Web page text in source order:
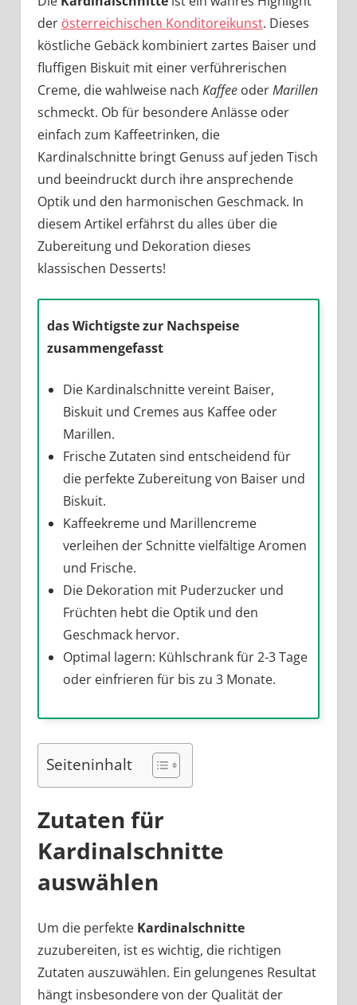
der österreichischen Konditoreikunst. Dieses
köstliche Gebäck kombiniert zartes Baiser und
fluffigen Biskuit mit einer verführerischen
Creme, die wahlweise nach KaffeeoderMarillen
schmeckt. Ob für besondere Anlässe oder
einfach zum Kaffeetrinken, die
Kardinalschnitte bringt Genuss auf jeden Tisch
und beeindruckt durch ihre ansprechende
Optik und den harmonischen Geschmack. In
diesem Artikel erfährst du alles über die
Zubereitung und Dekoration dieses
klassischen Desserts!
das Wichtigste zur Nachspeise
zusammengefasst
Die Kardinalschnitte vereint Baiser,
Biskuit und Cremes aus Kaffee oder
Marillen.
Frische Zutaten sind entscheidend für
die perfekte Zubereitung von Baiser und
Biskuit.
Kaffeekreme und Marillencreme
verleihen der Schnitte vielfältige Aromen
und Frische.
Die Dekoration mit Puderzucker und
Früchten hebt die Optik und den
Geschmack hervor.
Optimal lagern: Kühlschrank für 2-3 Tage
oder einfrieren für bis zu 3 Monate.
Seiteninhalt
Zutaten für
Kardinalschnitte
auswählen
Um die perfekte Kardinalschnitte
zuzubereiten, ist es wichtig, die richtigen
Zutaten auszuwählen. Ein gelungenes Resultat
hängt insbesondere von der Qualität der